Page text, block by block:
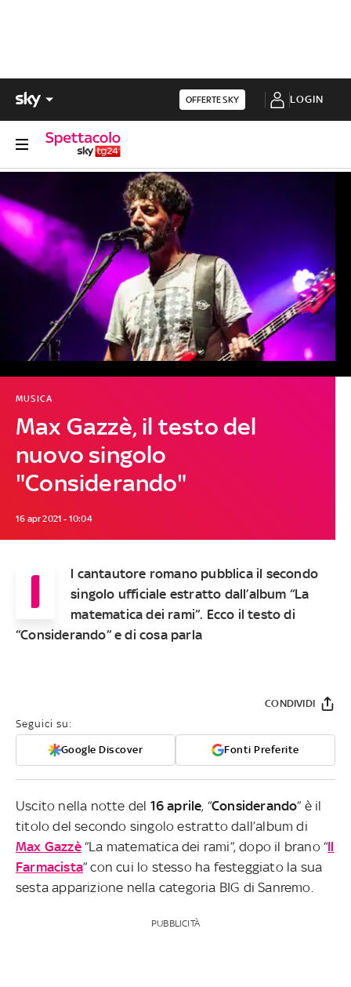
OFFERTE SKY LOGIN
Max Gazzè, il testo del
nuovo singolo
"Considerando"
MUSICA
16 apr 2021 - 10:04
I
l cantautore romano pubblica il secondo
singolo ufficiale estratto dall’album “La
matematica dei rami”. Ecco il testo di
“Considerando” e di cosa parla
Seguici su:
Google Discover Fonti Preferite
CONDIVIDI
Uscito nella notte del 16 aprile, “Considerando” è il
titolo del secondo singolo estratto dall’album di
Max Gazzè“La matematica dei rami”, dopo il brano “Il
Farmacista” con cui lo stesso ha festeggiato la sua
sesta apparizione nella categoria BIG di Sanremo.
PUBBLICITÀ